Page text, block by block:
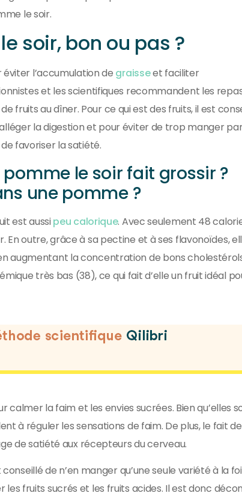
le soir.
soir, bon ou pas ?
l’accumulation de graisseet faciliter
et les scientifiques recommandent les
fruits au dîner. Pour ce qui est des fruits, il est
la digestion et pour éviter de trop manger
favoriser la satiété.
le soir fait grossir ?
une pomme ?
est aussipeu calorique. Avec seulement 48
En outre, grâce à sa pectine et à ses flavonoïdes,
augmentant la concentration de bons
très bas (38), ce qui fait d’elle un fruit idéal
calmer la faim et les envies sucrées. Bien qu’elles
à réguler les sensations de faim. De plus, le fait de
de satiété aux récepteurs du cerveau.
de n’en manger qu’une seule variété à la
fruits sucrés et les fruits acides. Il est donc